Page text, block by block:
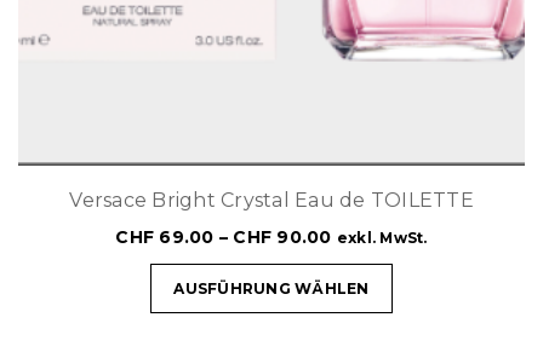
Versace Bright Crystal Eau de TOILETTE
CHF 69.00 – CHF 90.00 exkl. MwSt.
AUSFÜHRUNG WÄHLEN